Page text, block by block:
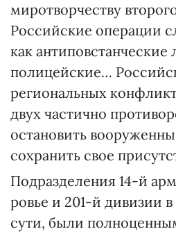
миротворчеству
Российские операции
как антиповстанческие
полицейские…
региональных
двух частично
остановить
сохранить свое
Подразделения 14-й
ровье и 201-й дивизии
сути, были